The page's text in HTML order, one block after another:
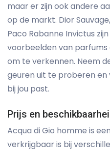
maar er zijn ook andere
op de markt. Dior
Paco Rabanne Invictus
voorbeelden van parfums
om te verkennen. Neem
geuren uit te proberen en
bij jou past.
Prijs en
Acqua di Gio homme is
verkrijgbaar is bij